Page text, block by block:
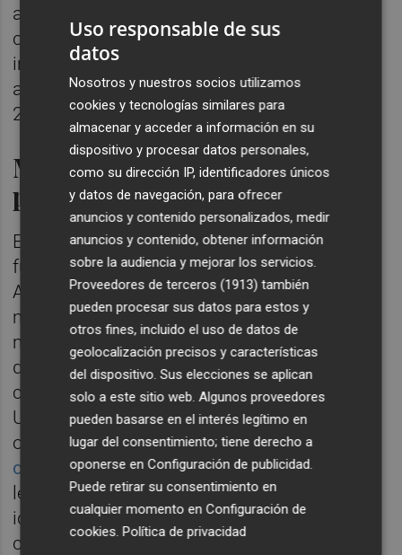
acción más al largo plazo", señaló el
concejal. Por tanto, no será una propuesta
inmediata, pero se estaría trabajando,
aprovechando esa trabajo que se inició en
2014 y culminó en 2017.
Medidas en el corto plazo:
permutas y concurso de suelo
En cualquier caso, este planteamiento es a
futuro y lo más inmediato que tiene el
Ayuntamiento de València encima de la
mesa es la salida de suconcursopara
movilizar suelo municipal parado con el fin
de levantar 1.000 viviendas nuevas en la
ciudad. Asimismo, y de forma paralela,
Urbanismo negocia permutas de suelo por
obras con los promotores, es decir,la
compra de viviendas VPOque estén
levantando a cambio de solares públicos. La
idea es intercambiar inmuebles con esta
calificación por parcelas para aumentar el
Uso responsable de sus
datos
Nosotros y nuestros socios utilizamos
cookies y tecnologías similares para
almacenar y acceder a información en su
dispositivo y procesar datos personales,
como su dirección IP, identificadores únicos
y datos de navegación, para ofrecer
anuncios y contenido personalizados, medir
anuncios y contenido, obtener información
sobre la audiencia y mejorar los servicios.
Proveedores de terceros (1913) también
pueden procesar sus datos para estos y
otros fines, incluido el uso de datos de
geolocalización precisos y características
del dispositivo. Sus elecciones se aplican
solo a este sitio web. Algunos proveedores
pueden basarse en el interés legítimo en
lugar del consentimiento; tiene derecho a
oponerse enConfiguración de publicidad
Puede retirar su consentimiento en
cualquier momento enConfiguración de
cookies .Política de privacidad